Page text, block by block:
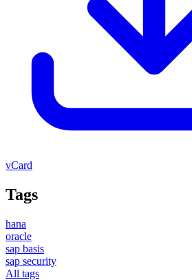
vCard
Tags
hana
oracle
sap basis
sap security
All tags